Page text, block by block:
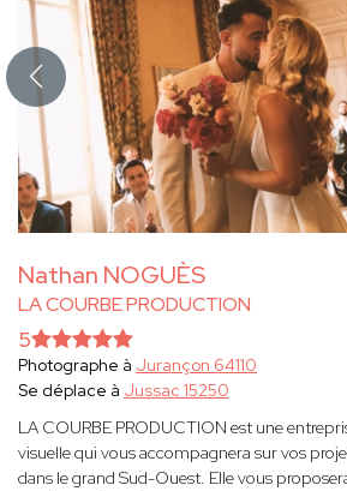
Nathan NOGUÈS
LA COURBE PRODUCTION
5
Photographe à Jurançon 64110
Se déplace à Jussac 15250
LA COURBE PRODUCTION est une
visuelle qui vous accompagnera sur vos
dans le grand Sud-Ouest. Elle vous